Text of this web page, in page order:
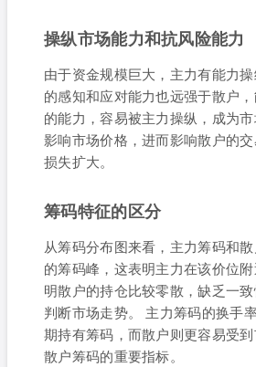
操纵市场能力和抗风险能力
由于资金规模巨大，主力有能力
的感知和应对能力也远强于散户
的能力，容易被主力操纵，成为
影响市场价格，进而影响散户的
损失扩大。
筹码特征的区分
从筹码分布图来看，主力筹码和
的筹码峰，这表明主力在该价位
明散户的持仓比较零散，缺乏一
判断市场走势。 主力筹码的换手
期持有筹码，而散户则更容易受
散户筹码的重要指标。